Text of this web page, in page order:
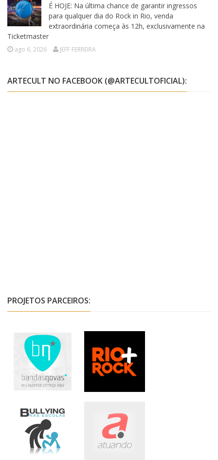
É HOJE: Na última chance de garantir ingressos
para qualquer dia do Rock in Rio, venda
extraordinária começa às 12h, exclusivamente na
Ticketmaster
ago 6, 2026 JEFF FERREIRA
ARTECULT NO FACEBOOK (@ARTECULTOFICIAL):
PROJETOS PARCEIROS: